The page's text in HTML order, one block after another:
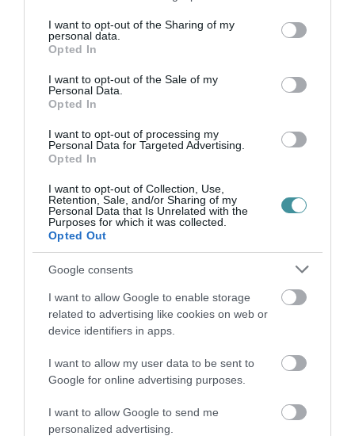
not limited to your visit or usage behaviour. You may click to
grant or deny consent to Google and its third-party tags to
use your data for below specified purposes in below Google
consent section.
I want to opt-out of the Sharing of my
personal data.
Opted In
I want to opt-out of the Sale of my
Personal Data.
Opted In
I want to opt-out of processing my
Personal Data for Targeted Advertising.
Opted In
I want to opt-out of Collection, Use,
Retention, Sale, and/or Sharing of my
Personal Data that Is Unrelated with the
Purposes for which it was collected.
Opted Out
Google consents
I want to allow Google to enable storage
related to advertising like cookies on web or
device identifiers in apps.
I want to allow my user data to be sent to
Google for online advertising purposes.
I want to allow Google to send me
personalized advertising.
kell készülniük a vizsgálatokra.
A „Tisztítótűz” csomag várhatóan komoly
elnök korábban már jelezte, hogy minden
rendelkezésére álló jogi eszközzel meg kívánja
védeni mandátumát, míg több
alkotmányjogász szerint egy hivatalban lévő
államfő eltávolítása még kétharmados
parlamenti többség esetén sem egyszerű
folyamat.
A kormány szerint ugyanakkor a
rendszerváltás befejezése és a korrupciós
ügyek feltárása érdekében elkerülhetetlen az
egyik legfontosabb kérdése lesz, hogy a
társadalmi egyeztetés után milyen formában
kerül az Országgyűlés elé a